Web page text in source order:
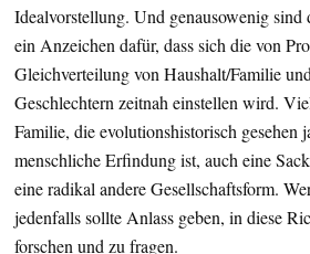
Idealvorstellung. Und genausowenig sind
ein Anzeichen dafür, dass sich die von
Gleichverteilung von Haushalt/Familie
Geschlechtern zeitnah einstellen wird.
Familie, die evolutionshistorisch gesehen
menschliche Erfindung ist, auch eine
eine radikal andere Gesellschaftsform.
jedenfalls sollte Anlass geben, in diese
forschen und zu fragen.